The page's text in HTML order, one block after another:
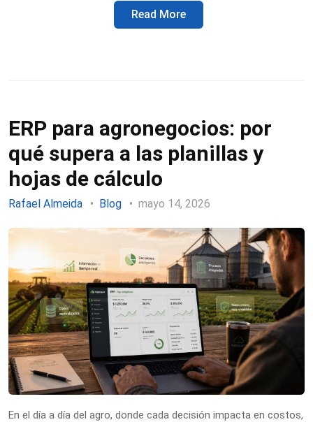
Read More
ERP para agronegocios: por
qué supera a las planillas y
hojas de cálculo
Rafael Almeida Blog mayo 14, 2026
En el día a día del agro, donde cada decisión impacta en costos,